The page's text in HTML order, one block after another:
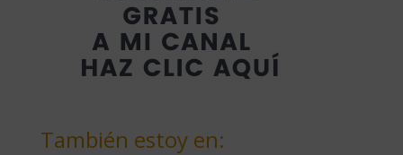
También estoy en: